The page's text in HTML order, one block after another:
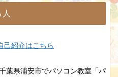
紹介はこちら
葉県浦安市でパソコン教室「パ